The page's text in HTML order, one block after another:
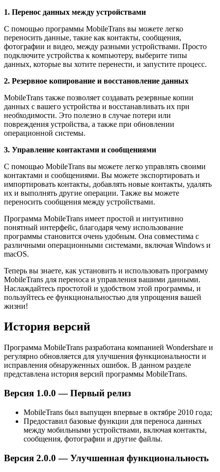
1. Перенос данных между устройствами
С помощью программы MobileTrans вы можете легко
переносить данные, такие как контакты, сообщения,
фотографии и видео, между разными устройствами. Просто
подключите устройства к компьютеру, выберите типы
данных, которые вы хотите перенести, и запустите процесс.
2. Резервное копирование и восстановление данных
MobileTrans также позволяет создавать резервные копии
данных с вашего устройства и восстанавливать их при
необходимости. Это полезно в случае потери или
повреждения устройства, а также при обновлении
операционной системы.
3. Управление контактами и сообщениями
С помощью MobileTrans вы можете легко управлять своими
контактами и сообщениями. Вы можете экспортировать и
импортировать контакты, добавлять новые контакты, удалять
их и выполнять другие операции. Также вы можете
переносить сообщения между устройствами.
Программа MobileTrans имеет простой и интуитивно
понятный интерфейс, благодаря чему использование
программы становится очень удобным. Она совместима с
различными операционными системами, включая Windows и
macOS.
Теперь вы знаете, как установить и использовать программу
MobileTrans для переноса и управления вашими данными.
Наслаждайтесь простотой и удобством этой программы, и
пользуйтесь ее функциональностью для упрощения вашей
жизни!
История версий
Программа MobileTrans разработана компанией Wondershare и
регулярно обновляется для улучшения функциональности и
исправления обнаруженных ошибок. В данном разделе
представлена история версий программы MobileTrans.
Версия 1.0.0 — Первый релиз
MobileTrans был выпущен впервые в октябре 2010 года;
Предоставил базовые функции для переноса данных
между мобильными устройствами, включая контакты,
сообщения, фотографии и другие файлы.
Версия 2.0.0 — Улучшенная функциональность